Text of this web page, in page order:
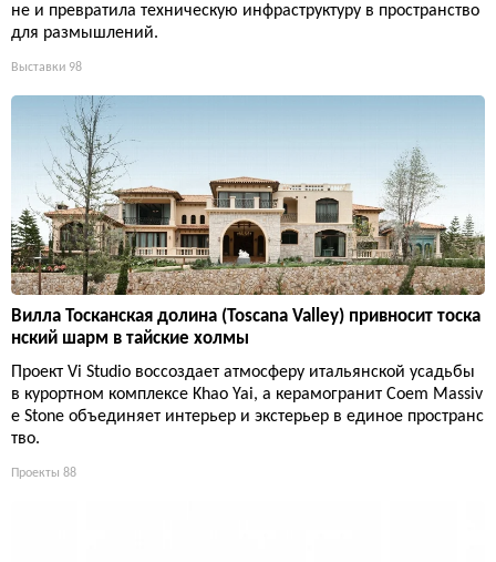
не и превратила техническую инфраструктуру в пространство
для размышлений.
Выставки 98
Вилла Тосканская долина (Toscana Valley) привносит тоска
нский шарм в тайские холмы
Проект Vi Studio воссоздает атмосферу итальянской усадьбы
в курортном комплексе Khao Yai, а керамогранит Coem Massiv
e Stone объединяет интерьер и экстерьер в единое пространс
тво.
Проекты 88